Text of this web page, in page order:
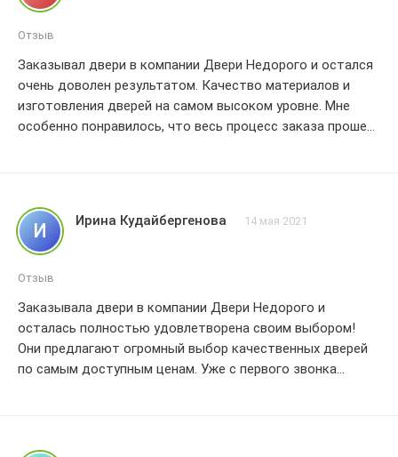
качественный продукт!!!
Отзыв
Заказывал двери в компании Двери Недорого и остался
очень доволен результатом. Качество материалов и
изготовления дверей на самом высоком уровне. Мне
особенно понравилось, что весь процесс заказа прошел
ожидания были полностью оправданы. Благодаря Двери
Недорого я теперь имею стильные и надежные двери в
своем доме. Рекомендую эту компанию всем, кто ищет
И Ирина Кудайбергенова 14 мая 2021
Отзыв
Заказывала двери в компании Двери Недорого и
осталась полностью удовлетворена своим выбором!
Они предлагают огромный выбор качественных дверей
по самым доступным ценам. Уже с первого звонка
Когда я пришла в их офис, менеджер провела для меня